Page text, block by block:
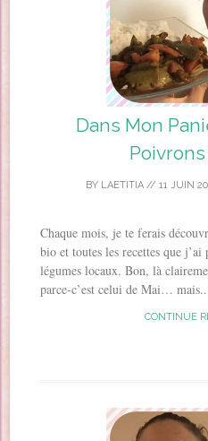
Dans Mon
BY LAETITIA// 11 JUIN
Chaque mois, je te ferais
bio et toutes les recettes que
légumes locaux. Bon, là
parce-c’est celui de Mai… mais...
CONTINUE